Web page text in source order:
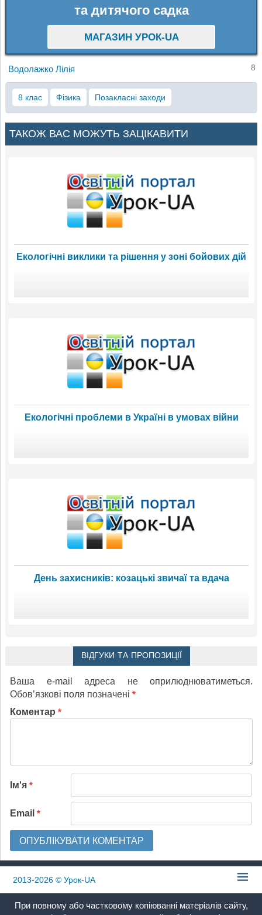
та дитячого садка
МАГАЗИН УРОК-UA
Водолажко Лілія 8
8 клас Фізика Позакласні заходи
ТАКОЖ ВАС МОЖУТЬ ЗАЦІКАВИТИ
Екологічні виклики та рішення у зоні бойових дій
Екологічні проблеми в Україні в умовах війни
День захисників: козацькі звичаї та вдача
ВІДГУКИ ТА ПРОПОЗИЦІЇ
Ваша e-mail адреса не оприлюднюватиметься.
Обов’язкові поля позначені *
Коментар *
Ім'я *
Email *
2013-2026© Урок-UA
При повному або частковому копіюванні матеріалів сайту,